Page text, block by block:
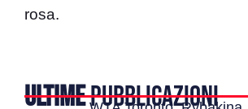
rosa.
ULTIMEPUBBLICAZIONI